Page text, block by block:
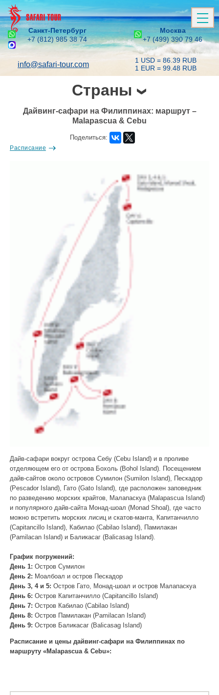
Санкт-Петербург
+7 (812) 985 38 74
Москва
+7 (499) 390 79 46
info@safari-tour.com
1 USD = 86.39 RUB
1 EUR = 99.48 RUB
Страны
Дайвинг-сафари на Филиппинах: маршрут –
Malapascua & Cebu
Поделиться:
Расписание
Дайв-сафари вокруг острова Себу (Cebu Island) и в проливе
отделяющем его от острова Бохоль (Bohol Island). Посещением
дайв-сайтов около островов Сумилон (Sumilon Island), Пескадор
(Pescador Island), Гато (Gato Island), где расположен заповедник
по разведению морских крайтов, Малапаскуа (Malapascua Island)
и популярного дайв-сайта Монад-шоал (Monad Shoal), где часто
можно встретить морских лисиц и скатов-манта, Капитанчилло
(Capitancillo Island), Кабилао (Cabilao Island), Памилакан
(Pamilacan Island) и Баликасаг (Balicasag Island).
График погружений:
День 1: Остров Сумилон
День 2: Моалбоал и остров Пескадор
День 3, 4 и 5: Остров Гато, Монад-шоал и остров Малапаскуа
День 6: Остров Капитанчилло (Capitancillo Island)
День 7: Остров Кабилао (Cabilao Island)
День 8: Остров Памилакан (Pamilacan Island)
День 9: Остров Баликасаг (Balicasag Island)
Расписание и цены дайвинг-сафари на Филиппинах по
маршруту «Malapascua & Cebu»: